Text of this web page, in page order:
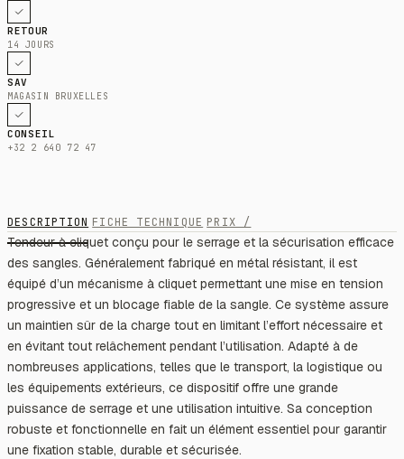
RETOUR
14 JOURS
SAV
MAGASIN BRUXELLES
CONSEIL
+32 2 640 72 47
DESCRIPTION FICHE TECHNIQUE PRIX /
Tendeur à cliquet conçu pour le serrage et la sécurisation efficace
des sangles. Généralement fabriqué en métal résistant, il est
équipé d’un mécanisme à cliquet permettant une mise en tension
progressive et un blocage fiable de la sangle. Ce système assure
un maintien sûr de la charge tout en limitant l’effort nécessaire et
en évitant tout relâchement pendant l’utilisation. Adapté à de
nombreuses applications, telles que le transport, la logistique ou
les équipements extérieurs, ce dispositif offre une grande
puissance de serrage et une utilisation intuitive. Sa conception
robuste et fonctionnelle en fait un élément essentiel pour garantir
une fixation stable, durable et sécurisée.